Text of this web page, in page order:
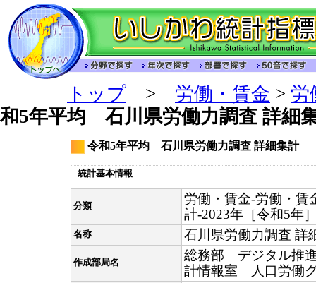
トップ > 労働・賃金 > 労
和5年平均 石川県労働力調査 詳細
令和5年平均 石川県労働力調査 詳細集計
統計基本情報
分類
労働・賃金-労働・賃
計-2023年［令和5年
名称 石川県労働力調査 詳
作成部局名
総務部 デジタル推
計情報室 人口労働